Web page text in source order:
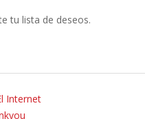
tu lista de deseos.
Internet